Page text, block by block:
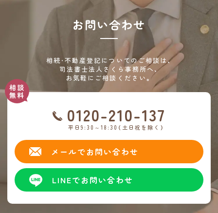
お問い合わせ
相続・不動産登記についてのご相談は、
司法書士法人さくら事務所へ、
お気軽にご相談ください。
0120-210-137
平日9:30～18:30（土日祝を除く）
メールでお問い合わせ
LINEでお問い合わせ